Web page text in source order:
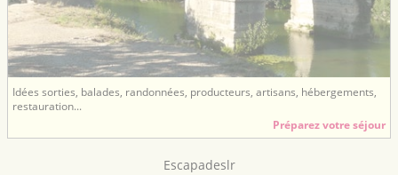
Idées sorties, balades, randonnées, producteurs, artisans, hébergements,
restauration...
Préparez votre séjour
Escapadeslr